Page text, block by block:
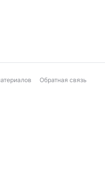
Обратная связь